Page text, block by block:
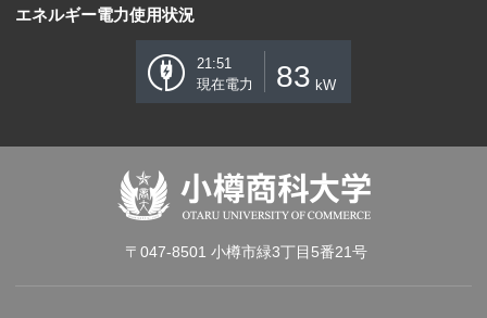
エネルギー電力使用状況
21:51
現在電力
83 kW
〒047-8501 小樽市緑3丁目5番21号